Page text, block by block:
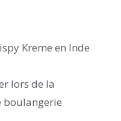
Kreme en Inde
lors de la
boulangerie